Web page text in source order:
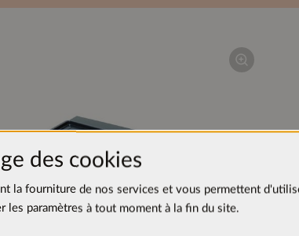
des cookies
la fourniture de nos services et vous permettent
les paramètres à tout moment à la fin du site.